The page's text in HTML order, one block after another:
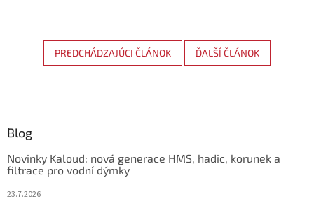
PREDCHÁDZAJÚCI ČLÁNOK ĎALŠÍ ČLÁNOK
Blog
Novinky Kaloud: nová generace HMS, hadic, korunek a
filtrace pro vodní dýmky
23.7.2026